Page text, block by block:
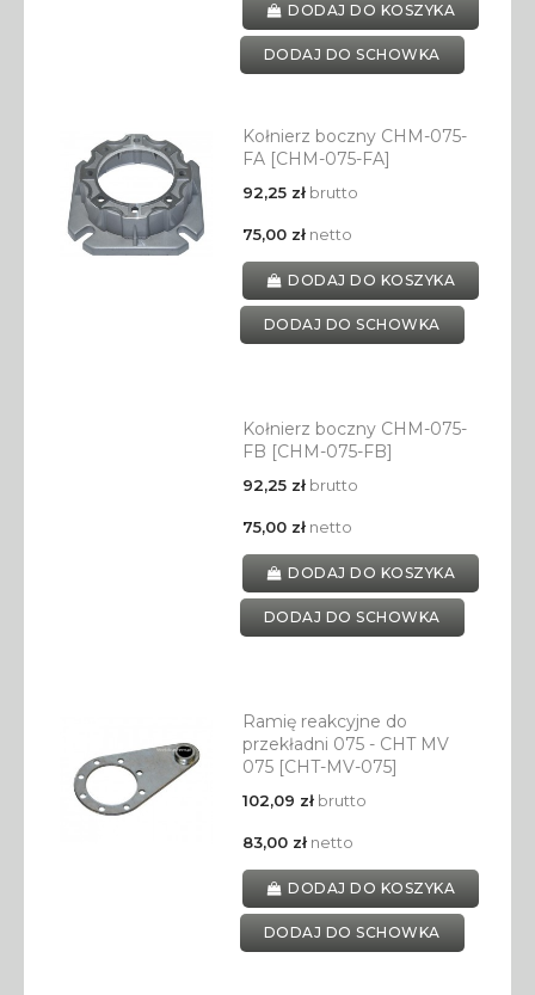
DODAJ DO KOSZYKA
DODAJ DO SCHOWKA
Kołnierz boczny CHM-075-
FA [CHM-075-FA]
92,25 złbrutto
75,00 złnetto
DODAJ DO KOSZYKA
DODAJ DO SCHOWKA
Kołnierz boczny CHM-075-
FB [CHM-075-FB]
92,25 złbrutto
75,00 złnetto
DODAJ DO KOSZYKA
DODAJ DO SCHOWKA
Ramię reakcyjne do
przekładni 075 - CHT MV
075 [CHT-MV-075]
102,09 złbrutto
83,00 złnetto
DODAJ DO KOSZYKA
DODAJ DO SCHOWKA